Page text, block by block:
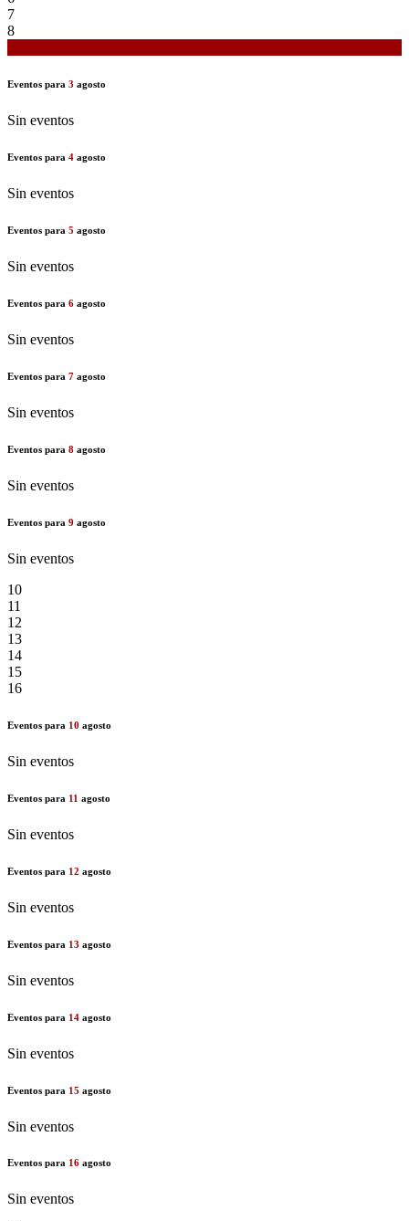
7
8
Eventos para 3 agosto
Sin eventos
Eventos para 4 agosto
Sin eventos
Eventos para 5 agosto
Sin eventos
Eventos para 6 agosto
Sin eventos
Eventos para 7 agosto
Sin eventos
Eventos para 8 agosto
Sin eventos
Eventos para 9 agosto
Sin eventos
10
11
12
13
14
15
16
Eventos para 10 agosto
Sin eventos
Eventos para 11 agosto
Sin eventos
Eventos para 12 agosto
Sin eventos
Eventos para 13 agosto
Sin eventos
Eventos para 14 agosto
Sin eventos
Eventos para 15 agosto
Sin eventos
Eventos para 16 agosto
Sin eventos